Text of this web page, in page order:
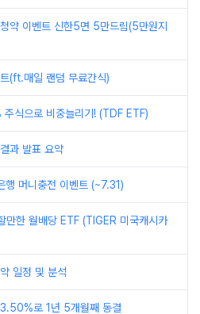
약 이벤트 신한5면 5만드림(5만원지
(ft.매일 랜덤 무료간식)
주식으로 비중늘리기! (TDF ETF)
과 발표 요약
행 머니충전 이벤트 (~7.31)
만한 월배당 ETF (TIGER 미국캐시카
일정 및 분석
로 1년 5개월째 동결